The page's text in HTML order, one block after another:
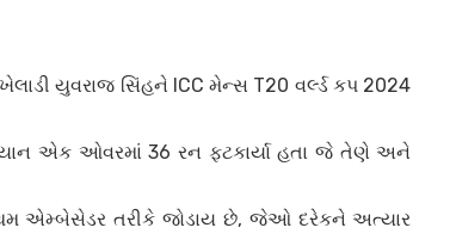
યુવરાજ સિંહને ICC મેન્સ T20 વર્લ્ડ કપ 2024
એક ઓવરમાં 36 રન ફટકાર્યા હતા જે તેણે અને
એમ્બેસેડર તરીકે જોડાય છે, જેઓ દરેકને અત્યાર